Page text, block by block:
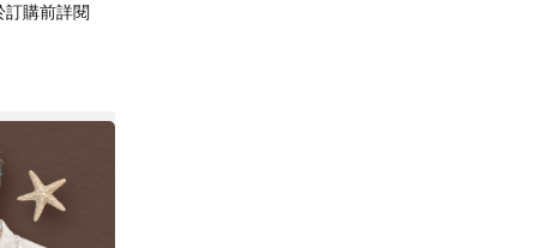
訂購前詳閱